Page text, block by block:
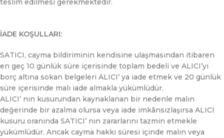
teslim edilmesi gerekmektedir.
İADE KOŞULLARI:
SATICI, cayma bildiriminin kendisine ulaşmasından itibaren
en geç 10 günlük süre içerisinde toplam bedeli ve ALICI’yı
borç altına sokan belgeleri ALICI’ ya iade etmek ve 20 günlük
süre içerisinde malı iade almakla yükümlüdür.
ALICI’ nın kusurundan kaynaklanan bir nedenle malın
değerinde bir azalma olursa veya iade imkânsızlaşırsa ALICI
kusuru oranında SATICI’ nın zararlarını tazmin etmekle
yükümlüdür. Ancak cayma hakkı süresi içinde malın veya